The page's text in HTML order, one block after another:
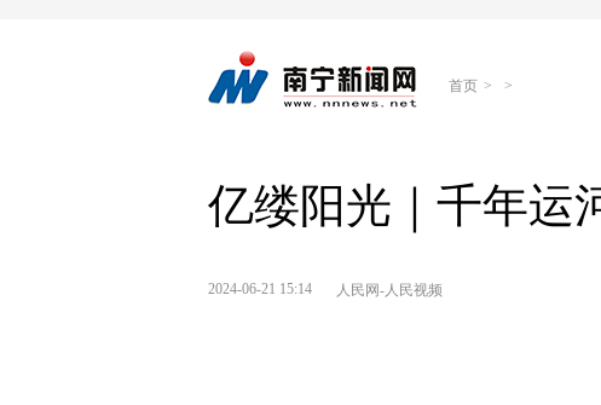
首页 > >
亿缕阳光｜千年运
2024-06-21 15:14 人民网-人民视频